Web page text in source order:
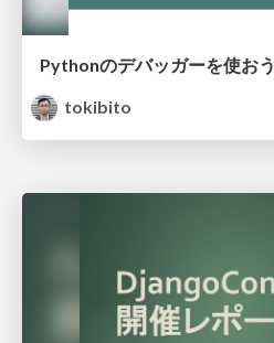
Pythonのデバッガーを使おう
tokibito